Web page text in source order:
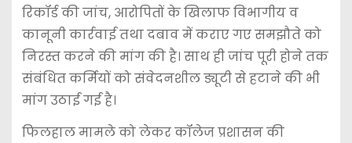
रिकॉर्ड की जांच, आरोपितों के खिलाफ विभागीय व
कानूनी कार्रवाई तथा दबाव में कराए गए समझौते को
निरस्त करने की मांग की है। साथ ही जांच पूरी होने तक
संबंधित कर्मियों को संवेदनशील ड्यूटी से हटाने की भी
मांग उठाई गई है।
फिलहाल मामले को लेकर कॉलेज प्रशासन की